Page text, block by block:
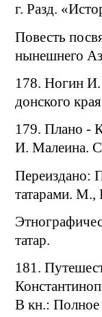
г. Разд.
Повесть
нынешнего
178. Ногин
донского
179. Плано -
И. Малеина.
Переиздано:
татарами. М.,
татар.
181.
В кн.: Полное